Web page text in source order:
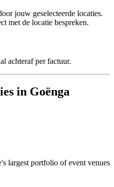
jouw geselecteerde locaties.
met de locatie bespreken.
achteraf per factuur.
in Goënga
largest portfolio of event venues